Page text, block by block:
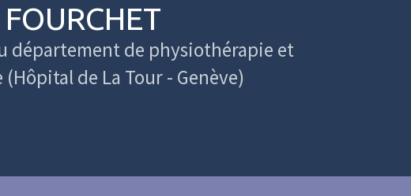
département de physiothérapie et
de La Tour - Genève)